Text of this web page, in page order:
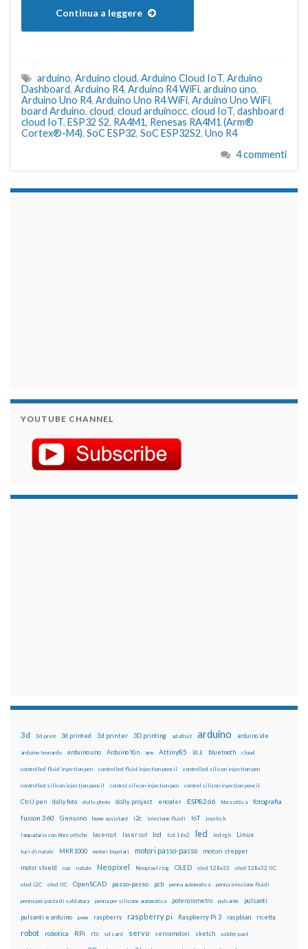
Continua a leggere
arduino, Arduino cloud, Arduino Cloud IoT, Arduino
Dashboard, Arduino R4, Arduino R4 WiFi, arduino uno,
Arduino Uno R4, Arduino Uno R4 WiFi, Arduino Uno WiFi,
board Arduino, cloud, cloud arduinocc, cloud IoT, dashboard
cloud IoT, ESP32 S2, RA4M1, Renesas RA4M1 (Arm®
Cortex®-M4), SoC ESP32, SoC ESP32S2, Uno R4
4 commenti
YOUTUBE CHANNEL
3d 3d print 3d printed 3d printer 3D printing adafruit arduino arduino ide
arduino leonardo arduino uno Arduino Yún arm Attiny85 BLE bluetooth cloud
controlled fluid injection pen controlled fluid injection pencil controlled silicon injection pen
controlled silicon injection pencil control silicon injection pen control silicon injection pencil
CtrlJ pen dolly foto dolly photo dolly project encoder ESP8266 fibra ottica fotografia
fusion 360 Genuino home assistant i2c iniezione fluidi IoT joystick
lampadario con fibre ottiche lasercut laser cut lcd lcd 16x2 led led rgb Linux
luci di natale MKR1000 motori bipolari motori passo-passo motori stepper
motor shield nas natale Neopixel Neopixel ring OLED oled 128x32 oled 128x32 IIC
oled i2C oled IIC OpenSCAD passo-passo pcb penna automatica penna iniezione fluidi
penna per pasta di saldatura penna per silicone automatica potenziometro pulsante pulsanti
pulsanti e arduino pwm raspberry raspberry pi Raspberry Pi 3 raspbian ricetta
robot robotica RPi rtc sd card servo servomotori sketch solder past